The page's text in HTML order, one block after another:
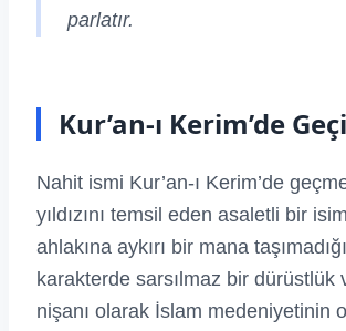
parlatır.
Kur’an-ı Kerim’de
Nahit ismi Kur’an-ı Kerim’de
yıldızını temsil eden asaletli bir
ahlakına aykırı bir mana
karakterde sarsılmaz bir dürüstlük
nişanı olarak İslam medeniyetinin